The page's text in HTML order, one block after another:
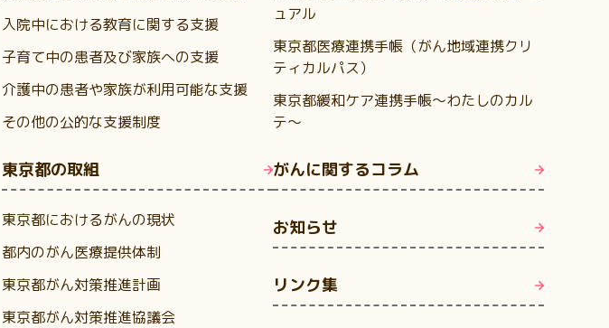
入院中における教育に関する支援
子育て中の患者及び家族への支援
介護中の患者や家族が利用可能な支援
その他の公的な支援制度
東京都の取組
東京都におけるがんの現状
都内のがん医療提供体制
東京都がん対策推進計画
東京都がん対策推進協議会
ュアル
東京都医療連携手帳（がん地域連携クリ
ティカルパス）
東京都緩和ケア連携手帳～わたしのカル
テ～
がんに関するコラム
お知らせ
リンク集